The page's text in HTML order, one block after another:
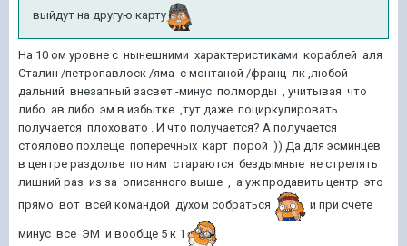
выйдут на другую карту
На 10 ом уровне с нынешними характеристиками кораблей аля
Сталин /петропавлоск /яма с монтаной /франц лк ,любой
дальний внезапный засвет -минус полморды , учитывая что
либо ав либо эм в избытке ,тут даже поциркулировать
получается плоховато . И что получается? А получается
стоялово похлеще поперечных карт порой )) Да для эсминцев
в центре раздолье по ним стараются бездымные не стрелять
лишний раз из за описанного выше , а уж продавить центр это
прямо вот всей командой духом собраться
и при счете
минус все ЭМ и вообще 5 к 1